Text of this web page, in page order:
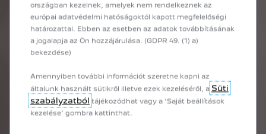
A Peugeot mérnökei még arra is figyeltek, hogy
részterhelésen csak az egyik motor működjön, hiszen az
1,3 tonnás Hoggar mozgatásához bőven elegendő volt az
egyik 2.2 HDI 180 lóereje és 400 Nm nyomatéka,
motor pihentetésével gyakorlatilag meg lehetett felezni.
Nem volt kevésbé különleges és igényes a futómű és a
fékrendszer sem. A Hoggarban elől-hátul kettős
keresztlengőkaros felfüggesztést találunk – mai napig ez a
országban kezelnek, amelyek nem rendelkeznek az
európai adatvédelmi hatóságoktól kapott megfelelőségi
határozattal. Ebben az esetben az adatok továbbításának
a jogalapja az Ön hozzájárulása. (GDPR 49. (1) a)
bekezdése)
Amennyiben további információt szeretne kapni az
általunk használt sütikről illetve ezek kezeléséről, a Süti
szabályzatból tájékozódhat vagy a ’Saját beállítások
kezelése’ gombra kattinthat.